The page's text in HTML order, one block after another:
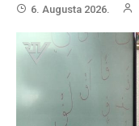
6. Augusta 2026.